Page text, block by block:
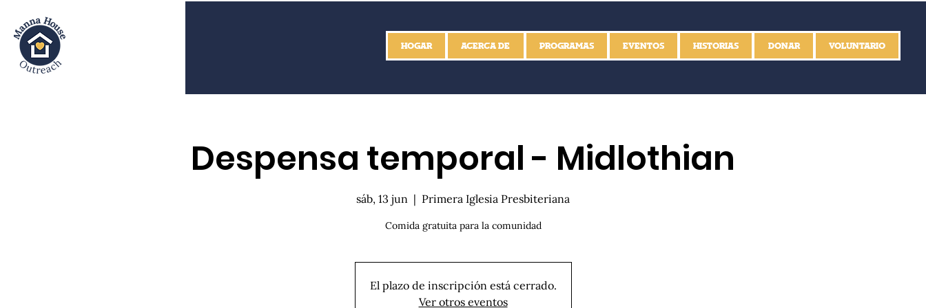
HOGAR ACERCA DE PROGRAMAS EVENTOS HISTORIAS DONAR VOLUNTARIO
Despensa temporal - Midlothian
sáb, 13 jun
  |
Primera Iglesia Presbiteriana
Comida gratuita para la comunidad
El plazo de inscripción está cerrado.
Ver otros eventos